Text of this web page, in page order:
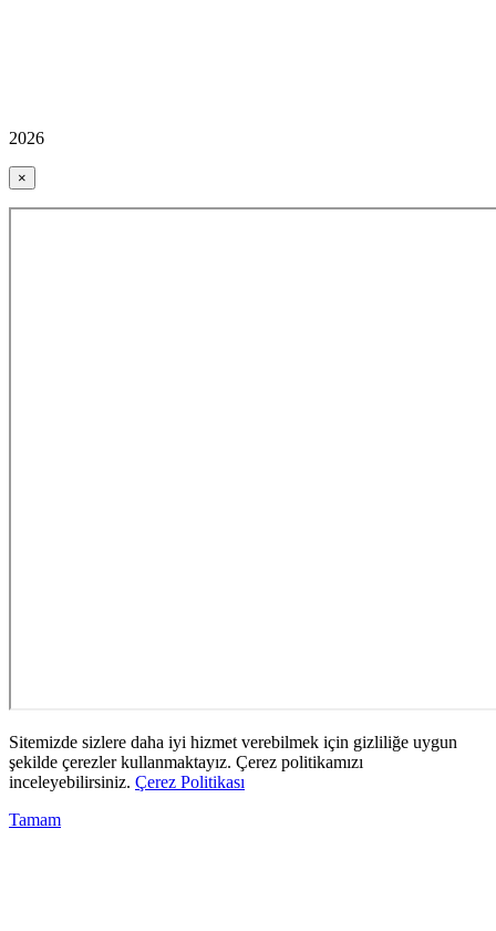
2026
×
Sitemizde sizlere daha iyi hizmet verebilmek için gizliliğe uygun
şekilde çerezler kullanmaktayız. Çerez politikamızı
inceleyebilirsiniz. Çerez Politikası
Tamam